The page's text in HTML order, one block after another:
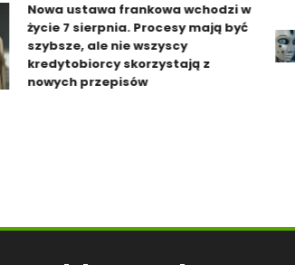
Nowa ustawa frankowa wchodzi w
życie 7 sierpnia. Procesy mają być
szybsze, ale nie wszyscy
kredytobiorcy skorzystają z
nowych przepisów